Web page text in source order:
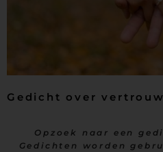
Gedicht over
Opzoek naar een
Gedichten worden